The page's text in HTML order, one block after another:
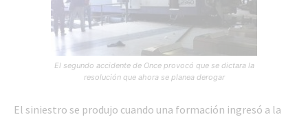
El segundo accidente de Once provocó que se dictara la
resolución que ahora se planea derogar
El siniestro se produjo cuando una formación ingresó a la